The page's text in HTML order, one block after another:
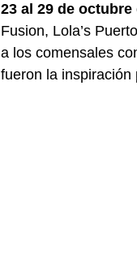
23 al 29 de octubre
Fusion, Lola’s
a los comensales
fueron la inspiración